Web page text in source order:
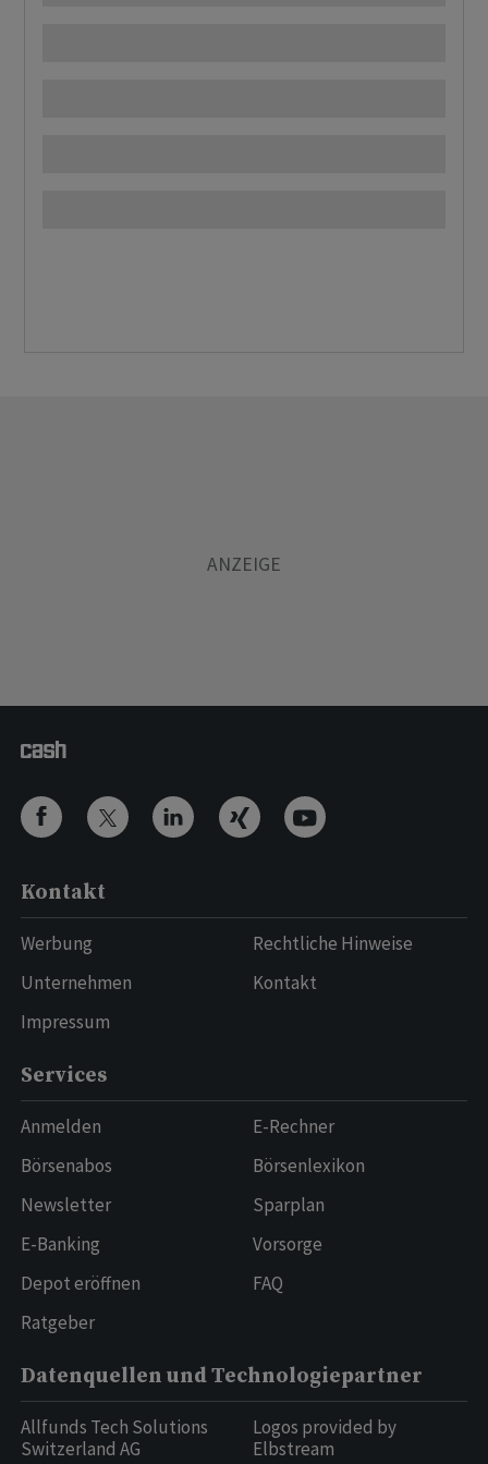
Kontakt
Werbung
Unternehmen
Impressum
Rechtliche Hinweise
Kontakt
Services
Anmelden
Börsenabos
Newsletter
E-Banking
Depot eröffnen
Ratgeber
E-Rechner
Börsenlexikon
Sparplan
Vorsorge
FAQ
Datenquellen und Technologiepartner
Allfunds Tech Solutions
Switzerland AG
Logos provided by
Elbstream